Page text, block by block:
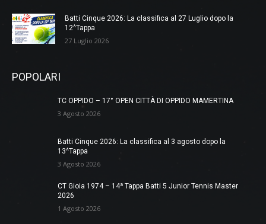
Batti Cinque 2026: La classifica al 27 Luglio dopo la
12^Tappa
27 Luglio 2026
POPOLARI
TC OPPIDO – 17° OPEN CITTÀ DI OPPIDO MAMERTINA
3 Agosto 2026
Batti Cinque 2026: La classifica al 3 agosto dopo la
13^Tappa
3 Agosto 2026
CT Gioia 1974 – 14ª Tappa Batti 5 Junior Tennis Master
2026
1 Agosto 2026